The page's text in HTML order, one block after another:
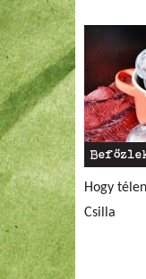
Hogy
Csilla